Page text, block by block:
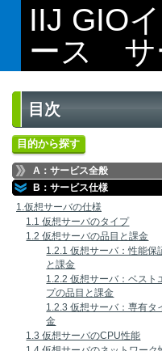
IIJ GIO
ース サ
目次
目的から探す
A：サービス全般
B：サービス仕様
1.仮想サーバの仕様
1.1 仮想サーバのタイプ
1.2 仮想サーバの品目と課金
1.2.1 仮想サーバ：性能保
と課金
1.2.2 仮想サーバ：ベスト
プの品目と課金
1.2.3 仮想サーバ：専有タ
金
1.3 仮想サーバのCPU性能